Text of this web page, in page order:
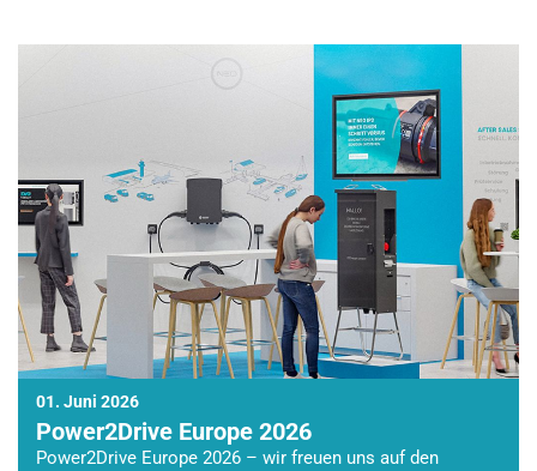
01. Juni 2026
Power2Drive Europe 2026
Power2Drive Europe 2026 – wir freuen uns auf den